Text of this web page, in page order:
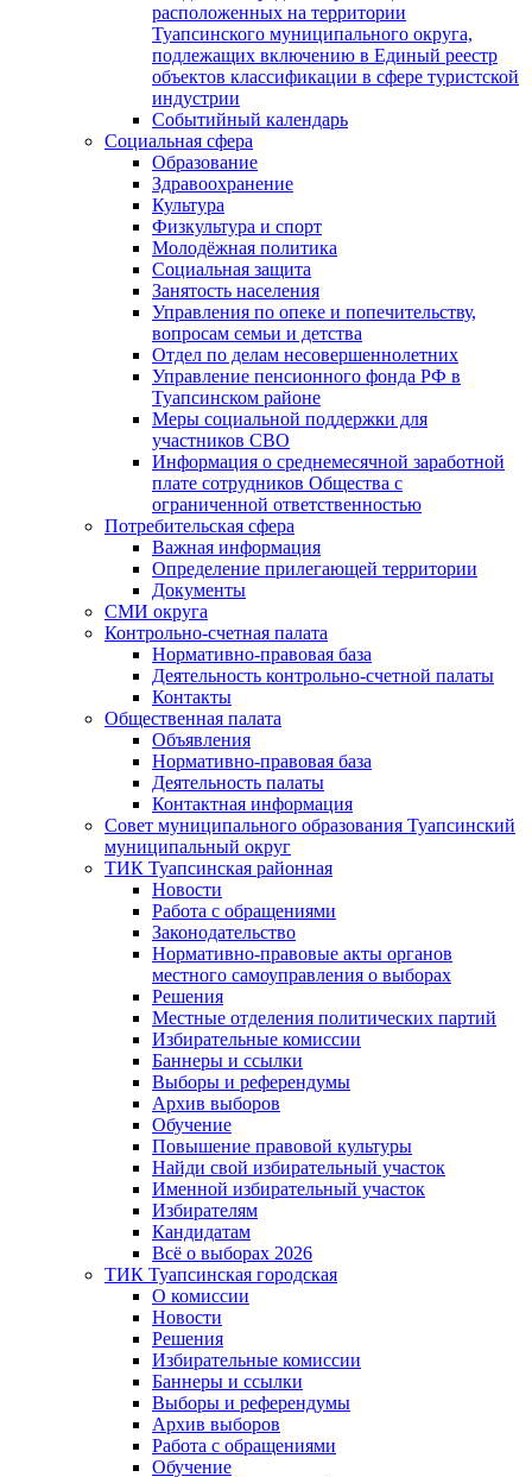
расположенных на территории
Туапсинского муниципального округа,
подлежащих включению в Единый реестр
объектов классификации в сфере туристской
индустрии
Событийный календарь
Социальная сфера
Образование
Здравоохранение
Культура
Физкультура и спорт
Молодёжная политика
Социальная защита
Занятость населения
Управления по опеке и попечительству,
вопросам семьи и детства
Отдел по делам несовершеннолетних
Управление пенсионного фонда РФ в
Туапсинском районе
Меры социальной поддержки для
участников СВО
Информация о среднемесячной заработной
плате сотрудников Общества с
ограниченной ответственностью
Потребительская сфера
Важная информация
Определение прилегающей территории
Документы
СМИ округа
Контрольно-счетная палата
Нормативно-правовая база
Деятельность контрольно-счетной палаты
Контакты
Общественная палата
Объявления
Нормативно-правовая база
Деятельность палаты
Контактная информация
Совет муниципального образования Туапсинский
муниципальный округ
ТИК Туапсинская районная
Новости
Работа с обращениями
Законодательство
Нормативно-правовые акты органов
местного самоуправления о выборах
Решения
Местные отделения политических партий
Избирательные комиссии
Баннеры и ссылки
Выборы и референдумы
Архив выборов
Обучение
Повышение правовой культуры
Найди свой избирательный участок
Именной избирательный участок
Избирателям
Кандидатам
Всё о выборах 2026
ТИК Туапсинская городская
О комиссии
Новости
Решения
Избирательные комиссии
Баннеры и ссылки
Выборы и референдумы
Архив выборов
Работа с обращениями
Обучение